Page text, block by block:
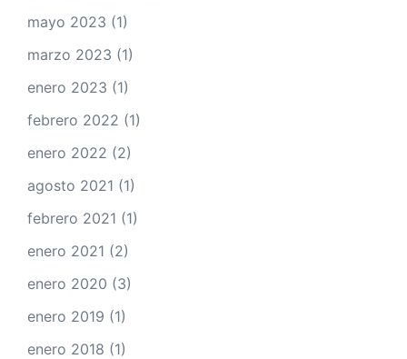
mayo 2023 (1)
marzo 2023 (1)
enero 2023 (1)
febrero 2022 (1)
enero 2022 (2)
agosto 2021 (1)
febrero 2021 (1)
enero 2021 (2)
enero 2020 (3)
enero 2019 (1)
enero 2018 (1)